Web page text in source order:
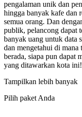
pengalaman unik dan
hingga banyak kafe dan
semua orang. Dan
publik, pelancong dapat
banyak uang untuk data
dan mengetahui di
berada, siapa pun dapat
yang ditawarkan kota ini!
Tampilkan lebih banyak
Pilih paket Anda